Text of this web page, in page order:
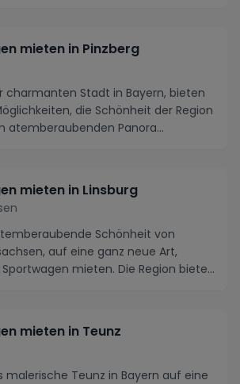
mieten in Pinzberg
charmanten Stadt in Bayern, bieten
die Schönheit der Region
atemberaubenden Panora...
mieten in Linsburg
Schönheit von
auf eine ganz neue Art,
mieten. Die Region bietet
mieten in Teunz
malerische Teunz in Bayern auf eine